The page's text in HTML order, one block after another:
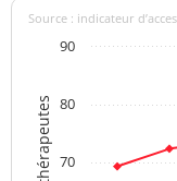
Source : indicateur
70
80
90